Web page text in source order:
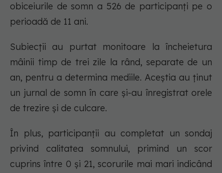
obiceiurile de somn a 526 de participanți pe o
perioadă de 11 ani.
Subiecții au purtat monitoare la încheietura
mâinii timp de trei zile la rând, separate de un
an, pentru a determina mediile. Aceștia au ținut
un jurnal de somn în care și-au înregistrat orele
de trezire și de culcare.
În plus, participanții au completat un sondaj
privind calitatea somnului, primind un scor
cuprins între 0 și 21, scorurile mai mari indicând